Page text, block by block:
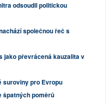
odsoudil politickou
společnou řeč s
jako převrácená kauzalita v
suroviny pro Evropu
špatných poměrů